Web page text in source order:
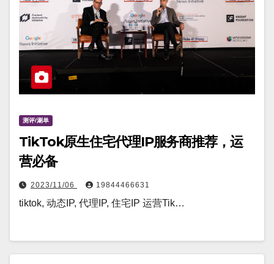
测评/涮单
TikTok原生住宅代理IP服务商推荐，运
营必备
2023/11/06 19844466631
tiktok, 动态IP, 代理IP, 住宅IP 运营Tik…